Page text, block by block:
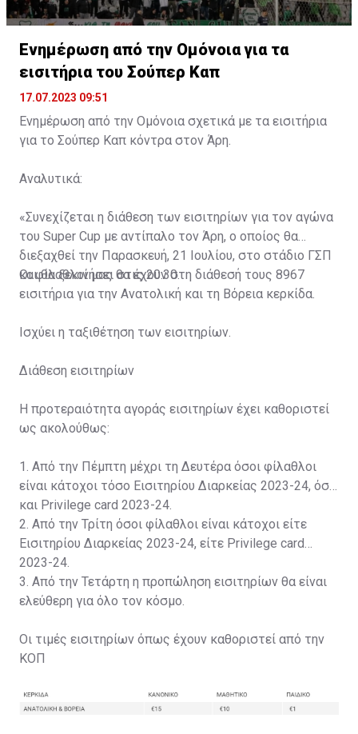
Ενημέρωση από την Ομόνοια για τα
εισιτήρια του Σούπερ Καπ
17.07.2023 09:51
Ενημέρωση από την Ομόνοια σχετικά με τα εισιτήρια
για το Σούπερ Καπ κόντρα στον Άρη.
Αναλυτικά:
«Συνεχίζεται η διάθεση των εισιτηρίων για τον αγώνα
του Super Cup με αντίπαλο τον Άρη, ο οποίος θα
διεξαχθεί την Παρασκευή, 21 Ιουλίου, στο στάδιο ΓΣΠ
και θα ξεκινήσει στις 20:30.
Οι φίλαθλοί μας θα έχουν στη διάθεσή τους 8967
εισιτήρια για την Ανατολική και τη Βόρεια κερκίδα.
Ισχύει η ταξιθέτηση των εισιτηρίων.
Διάθεση εισιτηρίων
Η προτεραιότητα αγοράς εισιτηρίων έχει καθοριστεί
ως ακολούθως:
1. Από την Πέμπτη μέχρι τη Δευτέρα όσοι φίλαθλοι
είναι κάτοχοι τόσο Εισιτηρίου Διαρκείας 2023-24, όσο
και Privilege card 2023-24.
2. Από την Τρίτη όσοι φίλαθλοι είναι κάτοχοι είτε
Εισιτηρίου Διαρκείας 2023-24, είτε Privilege card
2023-24.
3. Από την Τετάρτη η προπώληση εισιτηρίων θα είναι
ελεύθερη για όλο τον κόσμο.
Οι τιμές εισιτηρίων όπως έχουν καθοριστεί από την
ΚΟΠ